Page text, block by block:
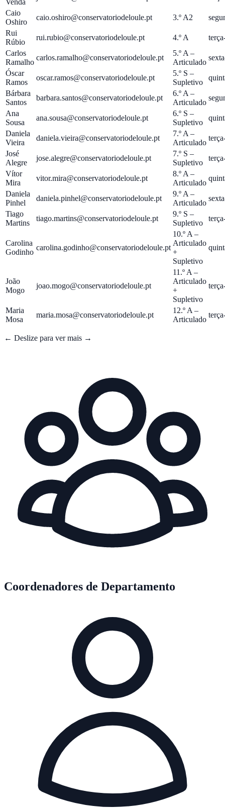
Venda
Caio
Oshiro
caio.oshiro@conservatoriodeloule.pt 3.º A2
Rui
Rúbio
rui.rubio@conservatoriodeloule.pt 4.º A
Carlos
Ramalho
carlos.ramalho@conservatoriodeloule.pt
5.º A –
Articulado
Óscar
Ramos
oscar.ramos@conservatoriodeloule.pt
5.º S –
Supletivo
Bárbara
Santos
barbara.santos@conservatoriodeloule.pt
6.º A –
Articulado
Ana
Sousa
ana.sousa@conservatoriodeloule.pt
6.º S –
Supletivo
Daniela
Vieira
daniela.vieira@conservatoriodeloule.pt
7.º A –
Articulado
José
Alegre
jose.alegre@conservatoriodeloule.pt
7.º S –
Supletivo
Vítor
Mira
vitor.mira@conservatoriodeloule.pt
8.º A –
Articulado
Daniela
Pinhel
daniela.pinhel@conservatoriodeloule.pt
9.º A –
Articulado
Tiago
Martins
tiago.martins@conservatoriodeloule.pt
9.º S –
Supletivo
Carolina
Godinho
carolina.godinho@conservatoriodeloule.pt
10.º A –
Articulado
+
Supletivo
João
Mogo
joao.mogo@conservatoriodeloule.pt
11.º A –
Articulado
+
Supletivo
Maria
Mosa
maria.mosa@conservatoriodeloule.pt
12.º A –
Articulado
← Deslize para ver mais →
Coordenadores de Departamento